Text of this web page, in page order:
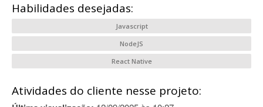
Habilidades desejadas:
Javascript
NodeJS
React Native
Atividades do cliente nesse projeto: